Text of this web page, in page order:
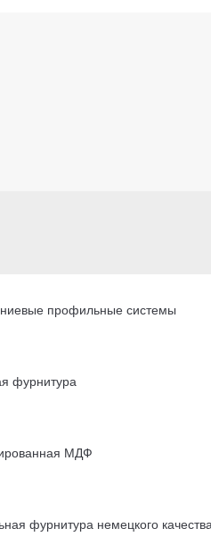
профильные системы
фурнитура
МДФ
фурнитура немецкого